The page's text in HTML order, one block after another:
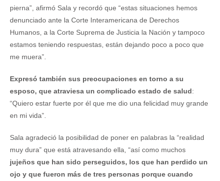
pierna”, afirmó Sala y recordó que “estas situaciones hemos
denunciado ante la Corte Interamericana de Derechos
Humanos, a la Corte Suprema de Justicia la Nación y tampoco
estamos teniendo respuestas, están dejando poco a poco que
me muera”.
Expresó también sus preocupaciones en torno a su
esposo, que atraviesa un complicado estado de salud:
“Quiero estar fuerte por él que me dio una felicidad muy grande
en mi vida”.
Sala agradeció la posibilidad de poner en palabras la “realidad
muy dura” que está atravesando ella, “así como muchos
jujeños que han sido perseguidos, los que han perdido un
ojo y que fueron más de tres personas porque cuando